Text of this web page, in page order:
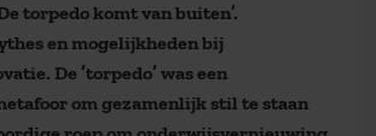
torpedo komt van buiten’.
en mogelijkheden bij
De ’torpedo’ was een
om gezamenlijk stil te staan